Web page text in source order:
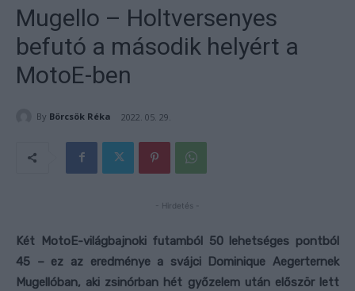
Mugello – Holtversenyes
befutó a második helyért a
MotoE-ben
By Börcsök Réka 2022. 05. 29.
- Hirdetés -
Két MotoE-világbajnoki futamból 50 lehetséges pontból
45 – ez az eredménye a svájci Dominique Aegerternek
Mugellóban, aki zsinórban hét győzelem után először lett